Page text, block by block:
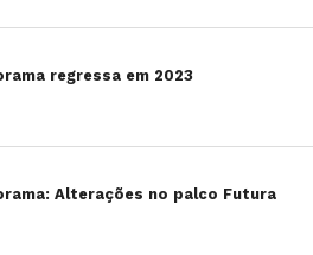
regressa em 2023
Alterações no palco Futura